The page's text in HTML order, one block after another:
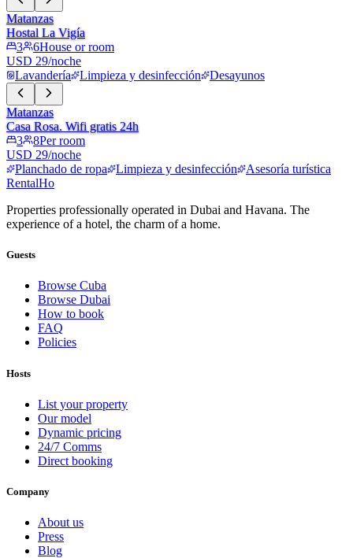
Matanzas
Hostal La Vigía
3
6House or room
USD 29/noche
Lavandería
Limpieza y desinfección Desayunos
Matanzas
Casa Rosa. Wifi gratis 24h
3
8Per room
USD 29/noche
Planchado de ropa
Limpieza y desinfección
Asesoría turística
RentalHo
Properties professionally operated in Dubai and Havana. The
experience of a hotel, the charm of a home.
Guests
Browse Cuba
Browse Dubai
How to book
FAQ
Policies
Hosts
List your property
Our model
Dynamic pricing
24/7 Comms
Direct booking
Company
About us
Press
Blog